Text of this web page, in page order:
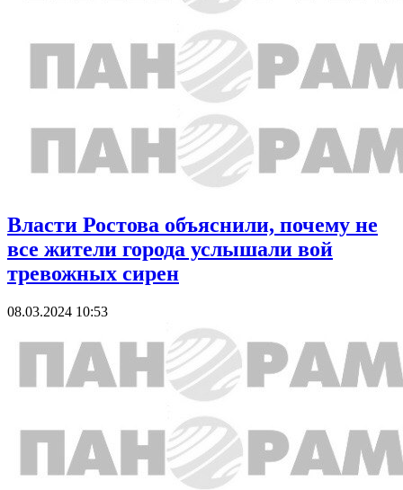
Власти Ростова объяснили, почему не
все жители города услышали вой
тревожных сирен
08.03.2024 10:53